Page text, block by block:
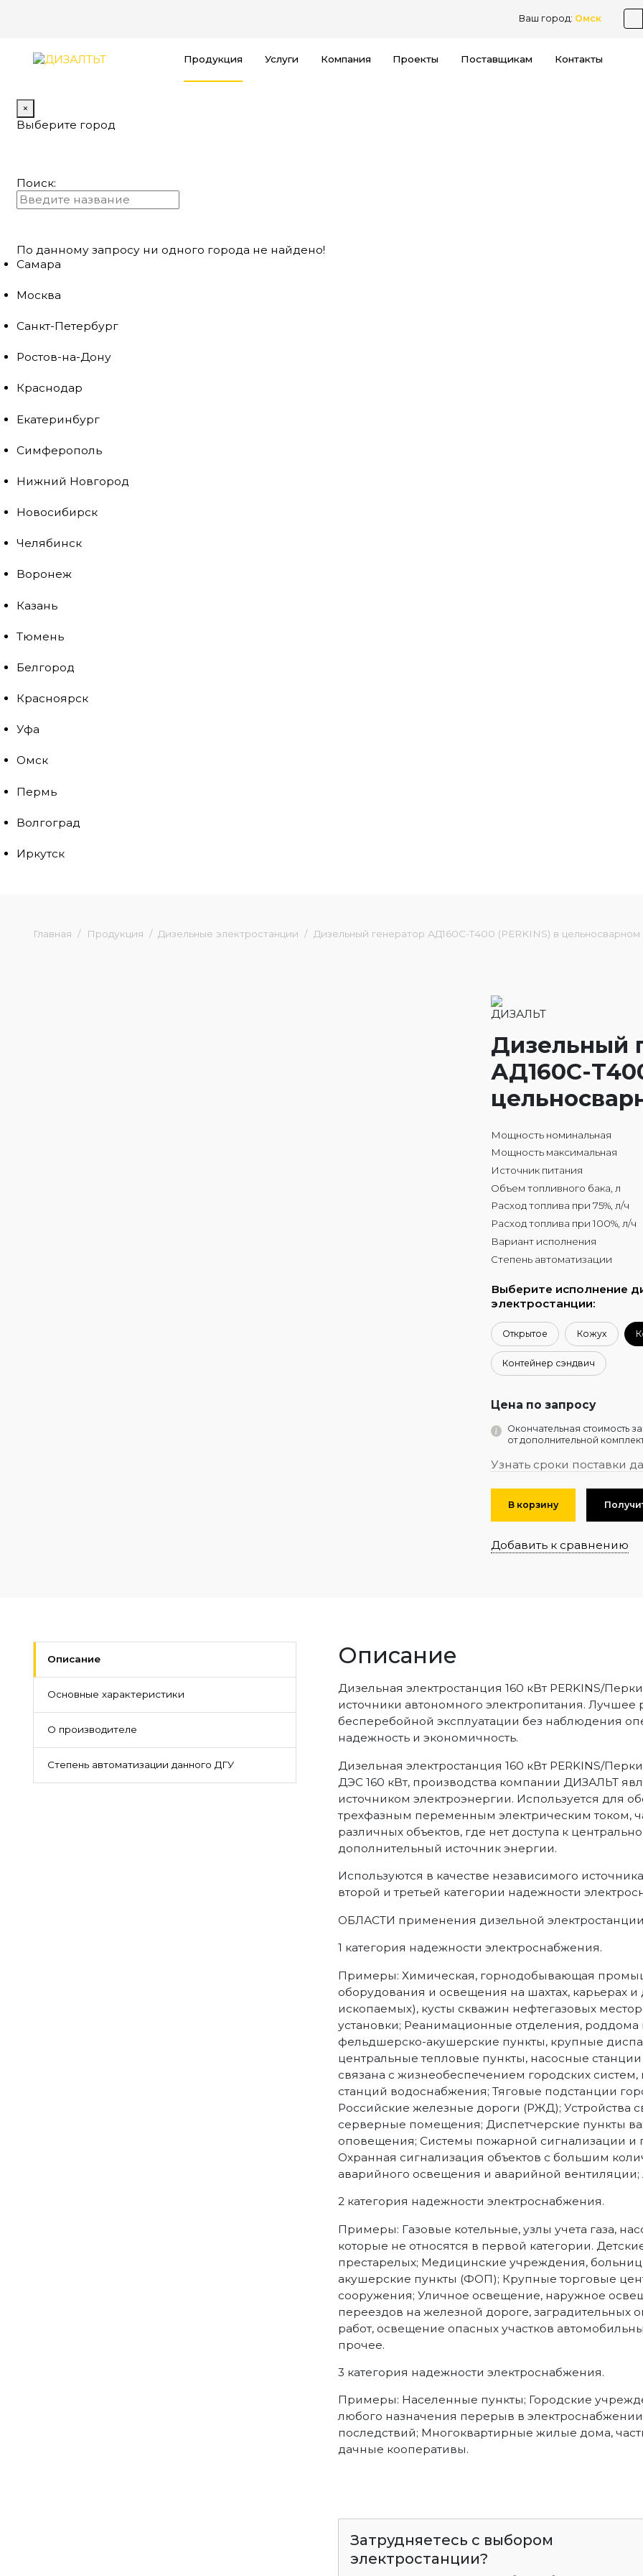
Ваш город: Омск
Продукция Услуги Компания Проекты Поставщикам Контакты
×
Выберите город
Поиск:
По данному запросу ни одного города не найдено!
Самара
Москва
Санкт-Петербург
Ростов-на-Дону
Краснодар
Екатеринбург
Симферополь
Нижний Новгород
Новосибирск
Челябинск
Воронеж
Казань
Тюмень
Белгород
Красноярск
Уфа
Омск
Пермь
Волгоград
Иркутск
Главная Продукция Дизельные электростанции Дизельный генератор АД160С-Т400 (PERKINS) в
Дизельный
АД160С-
Мощность номинальная
Мощность максимальная
Источник питания
Объем топливного бака, л
Расход топлива при 75%, л/ч
Расход топлива при 100%, л/ч
Вариант исполнения
Степень автоматизации
Выберите исполнение
электростанции:
Открытое Кожух
Контейнер сэндвич
Цена по запросу
Окончательная стоимость
от дополнительной
Узнать сроки поставки
В корзину
Добавить к сравнению
Описание
Основные характеристики
О производителе
Степень автоматизации данного ДГУ
Описание
Дизельная электростанция 160 кВт PERKINS/
источники автономного электропитания.
бесперебойной эксплуатации без наблюдения
надежность и экономичность.
Дизельная электростанция 160 кВт PERKINS/
ДЭС 160 кВт, производства компании ДИЗАЛЬТ
источником электроэнергии. Используется для
трехфазным переменным электрическим током,
различных объектов, где нет доступа к
дополнительный источник энергии.
Используются в качестве независимого
второй и третьей категории надежности
ОБЛАСТИ применения дизельной электростанции
1 категория надежности электроснабжения.
Примеры: Химическая, горнодобывающая
оборудования и освещения на шахтах, карьерах
ископаемых), кусты скважин нефтегазовых
установки; Реанимационные отделения,
фельдшерско-акушерские пункты, крупные
центральные тепловые пункты, насосные
связана с жизнеобеспечением городских
станций водоснабжения; Тяговые подстанции
Российские железные дороги (РЖД); Устройства
серверные помещения; Диспетчерские пункты
оповещения; Системы пожарной сигнализации и
Охранная сигнализация объектов с большим
аварийного освещения и аварийной
2 категория надежности электроснабжения.
Примеры: Газовые котельные, узлы учета газа,
которые не относятся в первой категории.
престарелых; Медицинские учреждения,
акушерские пункты (ФОП); Крупные торговые
сооружения; Уличное освещение, наружное
переездов на железной дороге,
работ, освещение опасных участков
прочее.
3 категория надежности электроснабжения.
Примеры: Населенные пункты; Городские
любого назначения перерыв в электроснабжении
последствий; Многоквартирные жилые дома,
дачные кооперативы.
Затрудняетесь с выбором
электростанции?